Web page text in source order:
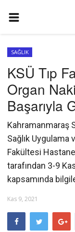
GÜNDEM
SİYASET
EKONOMİ
EĞİTİM
SPOR
İLETİŞİM
KÜNYE
SAĞLIK
SAĞLIK
KSÜ Tıp
Organ
Başarıyla
Kahramanmaraş
Sağlık Uygulama
Fakültesi
tarafından 3-9
kapsamında
Kas 9, 2021